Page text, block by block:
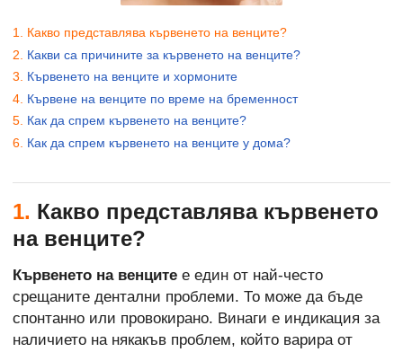
Какво представлява кървенето на венците?
Какви са причините за кървенето на венците?
Кървенето на венците и хормоните
Кървене на венците по време на бременност
Как да спрем кървенето на венците?
Как да спрем кървенето на венците у дома?
1. Какво представлява кървенето
на венците?
Кървенето на венците е един от най-често
срещаните дентални проблеми. То може да бъде
спонтанно или провокирано. Винаги е индикация за
наличието на някакъв проблем, който варира от